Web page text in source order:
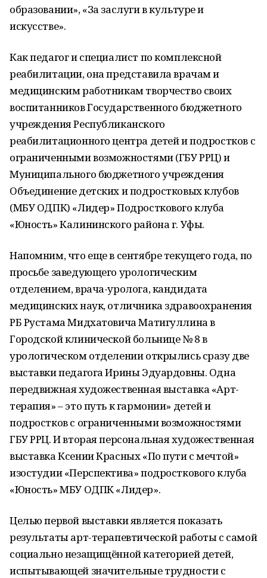
образовании», «За заслуги в культуре и
искусстве».
Как педагог и специалист по комплексной
реабилитации, она представила врачам и
медицинским работникам творчество своих
воспитанников Государственного бюджетного
учреждения Республиканского
реабилитационного центра детей и подростков с
ограниченными возможностями (ГБУ РРЦ) и
Муниципального бюджетного учреждения
Объединение детских и подростковых клубов
(МБУ ОДПК) «Лидер» Подросткового клуба
«Юность» Калининского района г. Уфы.
Напомним, что еще в сентябре текущего года, по
просьбе заведующего урологическим
отделением, врача-уролога, кандидата
медицинских наук, отличника здравоохранения
РБ Рустама Мидхатовича Матигуллина в
Городской клинической больнице № 8 в
урологическом отделении открылись сразу две
выставки педагога Ирины Эдуардовны. Одна
передвижная художественная выставка «Арт-
терапия» – это путь к гармонии» детей и
подростков с ограниченными возможностями
ГБУ РРЦ. И вторая персональная художественная
выставка Ксении Красных «По пути с мечтой»
изостудии «Перспектива» подросткового клуба
«Юность» МБУ ОДПК «Лидер».
Целью первой выставки является показать
результаты арт-терапевтической работы с самой
социально незащищённой категорией детей,
испытывающей значительные трудности с